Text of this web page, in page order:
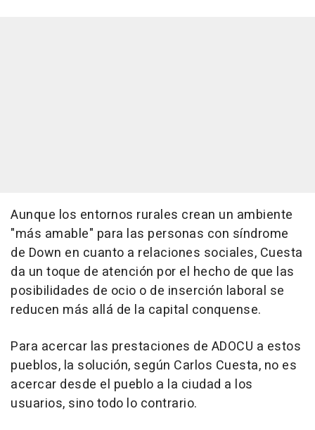
Aunque los entornos rurales crean un ambiente
"más amable" para las personas con síndrome
de Down en cuanto a relaciones sociales, Cuesta
da un toque de atención por el hecho de que las
posibilidades de ocio o de inserción laboral se
reducen más allá de la capital conquense.
Para acercar las prestaciones de ADOCU a estos
pueblos, la solución, según Carlos Cuesta, no es
acercar desde el pueblo a la ciudad a los
usuarios, sino todo lo contrario.